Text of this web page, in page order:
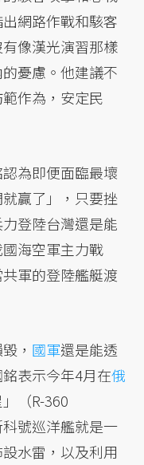
網路作戰和駭客
像漢光演習那樣
憂慮。他建議不
作為，安定民
為即便面臨最壞
贏了」，只要挫
登陸台灣還是能
海空軍主力戰
軍的登陸艦艇渡
， 國軍還是能透
表示今年4月在俄
（R-360
號巡洋艦就是一
水雷，以及利用